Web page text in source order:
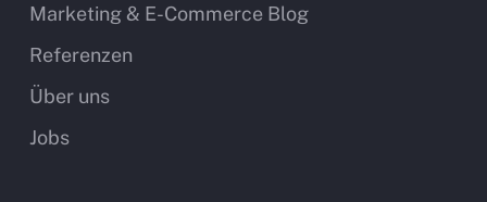
Marketing & E-Commerce Blog
Referenzen
Über uns
Jobs